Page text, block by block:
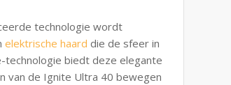
technologie wordt
elektrische haard die de sfeer in
technologie biedt deze elegante
van de Ignite Ultra 40 bewegen